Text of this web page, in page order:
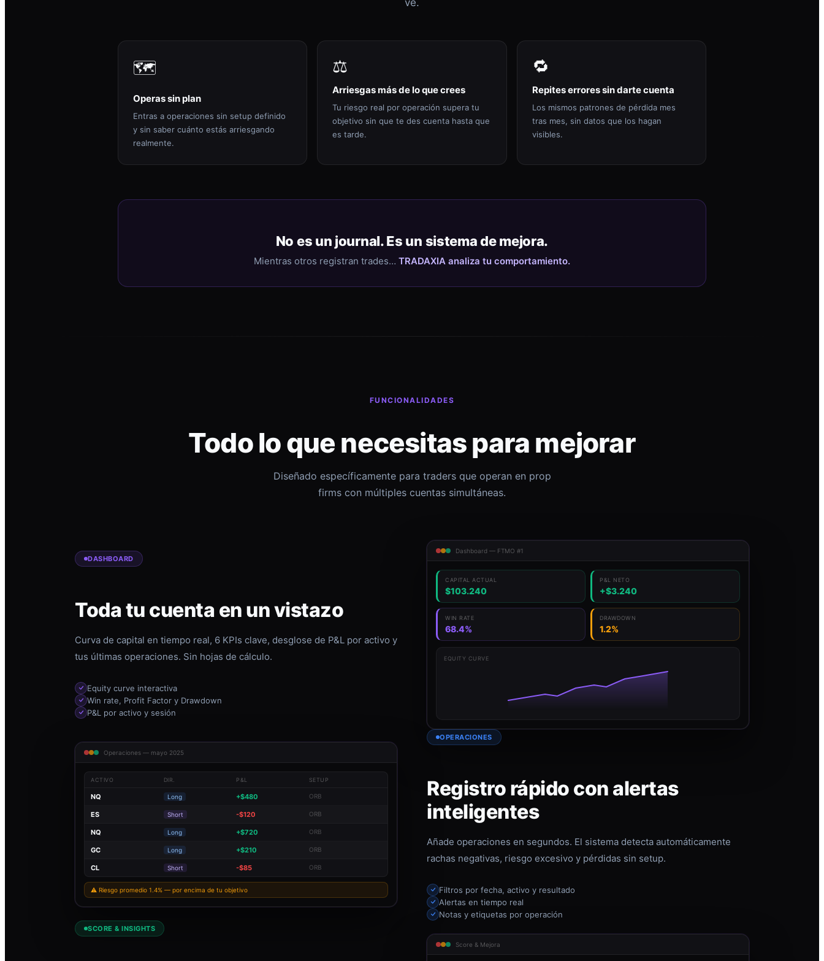
ve.
🗺️
Operas sin plan
Entras a operaciones sin setup definido
y sin saber cuánto estás arriesgando
realmente.
⚖️
Arriesgas más de lo que crees
Tu riesgo real por operación supera tu
objetivo sin que te des cuenta hasta que
es tarde.
🔁
Repites errores sin darte cuenta
Los mismos patrones de pérdida mes
tras mes, sin datos que los hagan
visibles.
No es un journal. Es un sistema de mejora.
Mientras otros registran trades… TRADAXIA analiza tu comportamiento.
FUNCIONALIDADES
Todo lo que necesitas para mejorar
Diseñado específicamente para traders que operan en prop
firms con múltiples cuentas simultáneas.
DASHBOARD
Toda tu cuenta en un vistazo
Curva de capital en tiempo real, 6 KPIs clave, desglose de P&L por activo y
tus últimas operaciones. Sin hojas de cálculo.
Equity curve interactiva
Win rate, Profit Factor y Drawdown
P&L por activo y sesión
Dashboard — FTMO #1
CAPITAL ACTUAL
$103.240
P&L NETO
+$3.240
WIN RATE
68.4%
DRAWDOWN
1.2%
EQUITY CURVE
Operaciones — mayo 2025
ACTIVO DIR. P&L SETUP
NQ Long +$480 ORB
ES Short -$120 ORB
NQ Long +$720 ORB
GC Long +$210 ORB
CL Short -$85 ORB
⚠ Riesgo promedio 1.4% — por encima de tu objetivo
OPERACIONES
Registro rápido con alertas
inteligentes
Añade operaciones en segundos. El sistema detecta automáticamente
rachas negativas, riesgo excesivo y pérdidas sin setup.
Filtros por fecha, activo y resultado
Alertas en tiempo real
Notas y etiquetas por operación
SCORE & INSIGHTS
Score & Mejora